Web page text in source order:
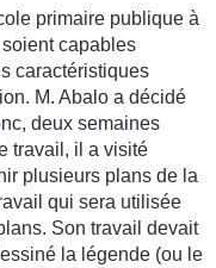
primaire publique à
capables
caractéristiques
M. Abalo a décidé
deux semaines
travail, il a visité
plusieurs plans de la
qui sera utilisée
Son travail devait
la légende (ou le